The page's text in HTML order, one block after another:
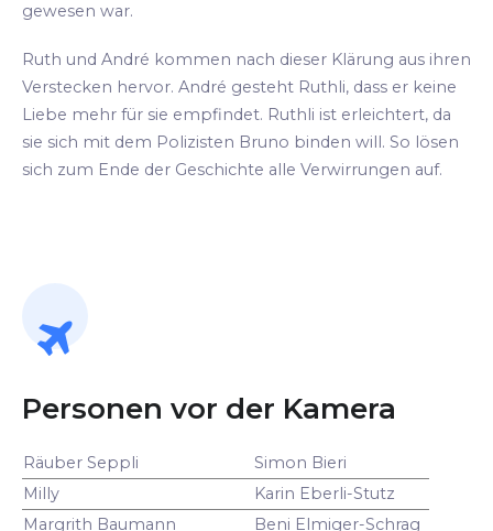
gewesen war.
Ruth und André kommen nach dieser Klärung aus ihren
Verstecken hervor. André gesteht Ruthli, dass er keine
Liebe mehr für sie empfindet. Ruthli ist erleichtert, da
sie sich mit dem Polizisten Bruno binden will. So lösen
sich zum Ende der Geschichte alle Verwirrungen auf.
Personen vor der Kamera
Räuber Seppli
Simon Bieri
Milly
Karin Eberli-Stutz
Margrith Baumann
Beni Elmiger-Schrag